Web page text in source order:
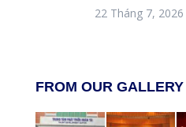
22 Tháng 7, 2026
FROM OUR GALLERY